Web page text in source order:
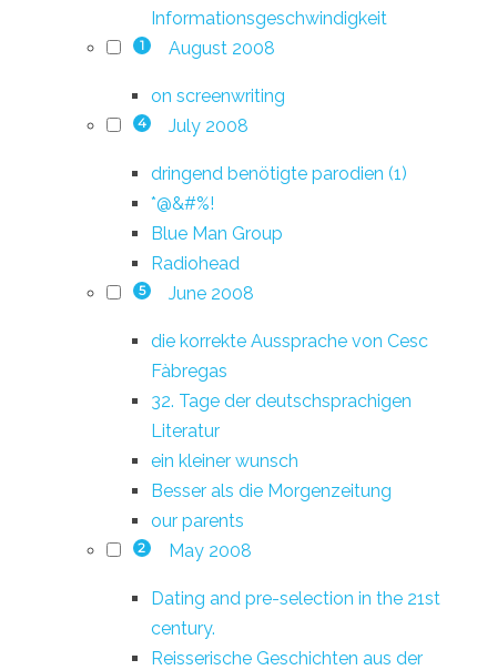
Informationsgeschwindigkeit
1 August 2008
on screenwriting
4 July 2008
dringend benötigte parodien (1)
*@&#%!
Blue Man Group
Radiohead
5 June 2008
die korrekte Aussprache von Cesc
Fàbregas
32. Tage der deutschsprachigen
Literatur
ein kleiner wunsch
Besser als die Morgenzeitung
our parents
2 May 2008
Dating and pre-selection in the 21st
century.
Reisserische Geschichten aus der